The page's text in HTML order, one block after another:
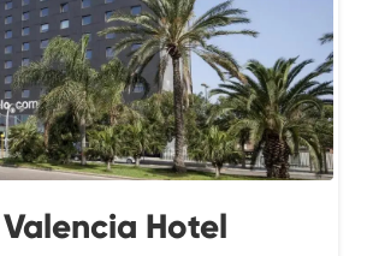
Hotel